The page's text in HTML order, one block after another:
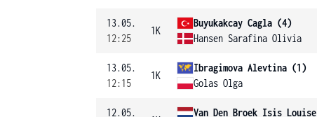
13.05.
12:25
1K
Buyukakcay Cagla (4)
Hansen Sarafina Olivia
13.05.
12:15
1K
Ibragimova Alevtina (1)
Golas Olga
12.05. Van Den Broek Isis Louise